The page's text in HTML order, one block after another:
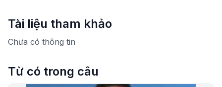
Tài liệu tham khảo
Chưa có thông tin
Từ có trong câu